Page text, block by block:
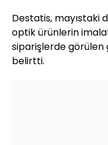
Destatis, mayıstaki
optik ürünlerin
siparişlerde görülen
belirtti.